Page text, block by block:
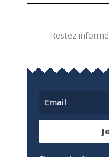
Restez